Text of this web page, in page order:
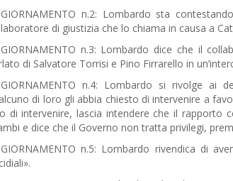
n.2: Lombardo sta
di giustizia che lo chiama in causa a
n.3: Lombardo dice che il
di Salvatore Torrisi e Pino Firrarello in
n.4: Lombardo si rivolge ai
di loro gli abbia chiesto di intervenire a
di intervenire, lascia intendere che il rapporto
e dice che il Governo non tratta privilegi,
n.5: Lombardo rivendica di